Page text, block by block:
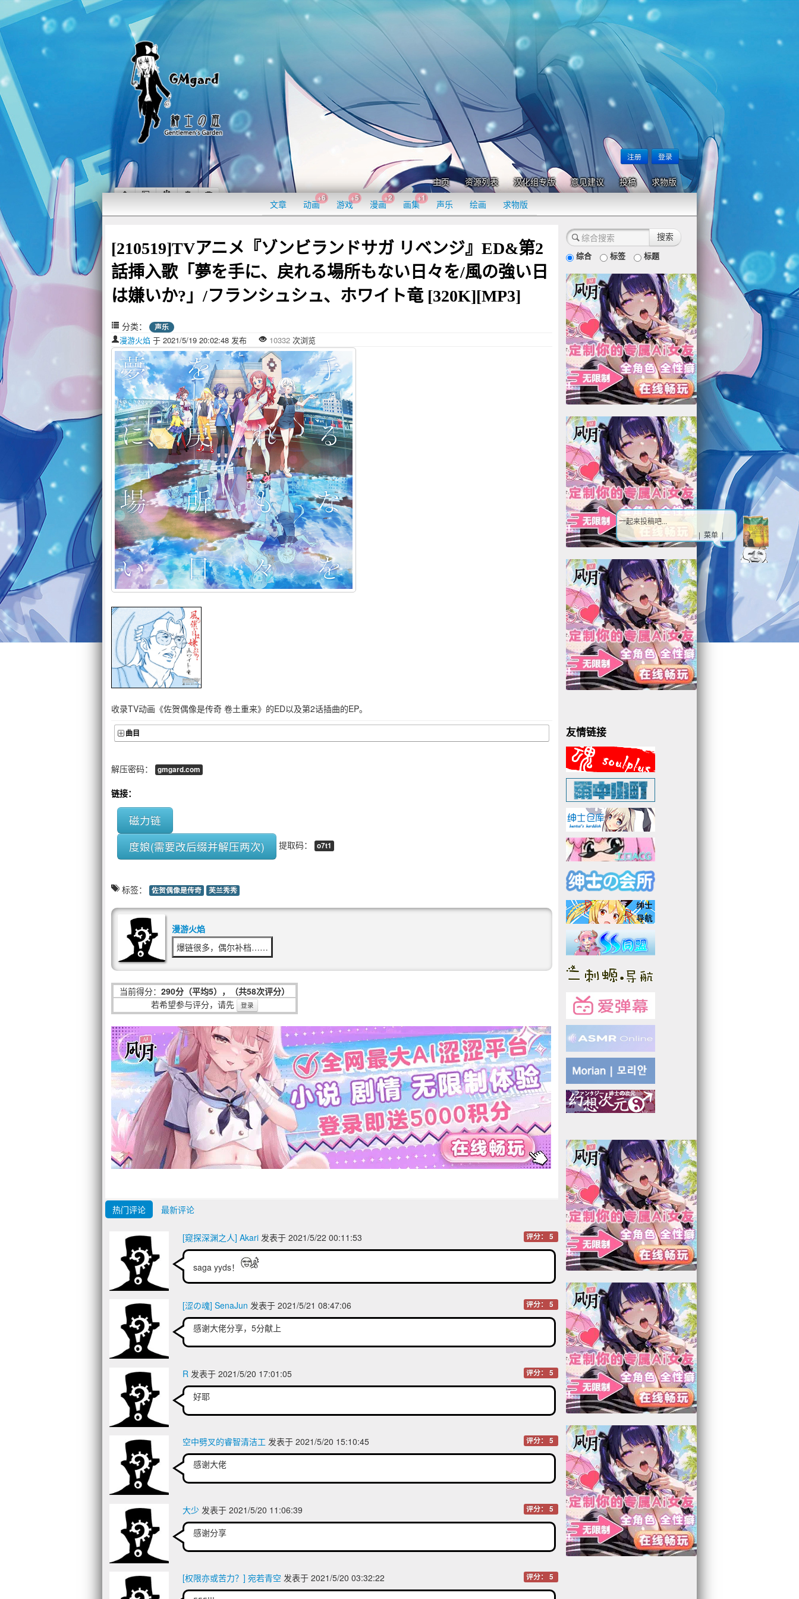
注册 登录
主页 资源列表 汉化组专版 意见建议 投稿 求物版
文章 动画
+6
游戏
+5
漫画
+2
画集
+1
声乐 绘画 求物版
[210519]TVアニメ『ゾンビランドサガ リベンジ』ED&第2
話挿入歌「夢を手に、戻れる場所もない日々を/風の強い日
は嫌いか?」/フランシュシュ、ホワイト竜 [320K][MP3]
分类： 声乐
漫游火焰 于 2021/5/19 20:02:48 发布 10332 次浏览
收录TV动画《佐贺偶像是传奇 卷土重来》的ED以及第2话插曲的EP。
曲目
解压密码： gmgard.com
链接：
磁力链
度娘(需要改后缀并解压两次)
提取码： o7t1
标签： 佐贺偶像是传奇 芙兰秀秀
漫游火焰
爆链很多，偶尔补档……
当前得分： 290分（平均5），（共58次评分）
若希望参与评分，请先
登录
热门评论 最新评论
[窥探深渊之人] Akari发表于 2021/5/22 00:11:53 评分： 5
saga yyds！
[涩の魂] SenaJun 发表于 2021/5/21 08:47:06 评分： 5
感谢大佬分享，5分献上
R 发表于 2021/5/20 17:01:05 评分： 5
好耶
空中劈叉的睿智清洁工 发表于 2021/5/20 15:10:45 评分： 5
感谢大佬
大少发表于 2021/5/20 11:06:39 评分： 5
感谢分享
[权限亦或苦力？] 宛若青空 发表于 2021/5/20 03:32:22 评分： 5
综合 标签 标题
友情链接
一起来投稿吧...
| 菜单 |